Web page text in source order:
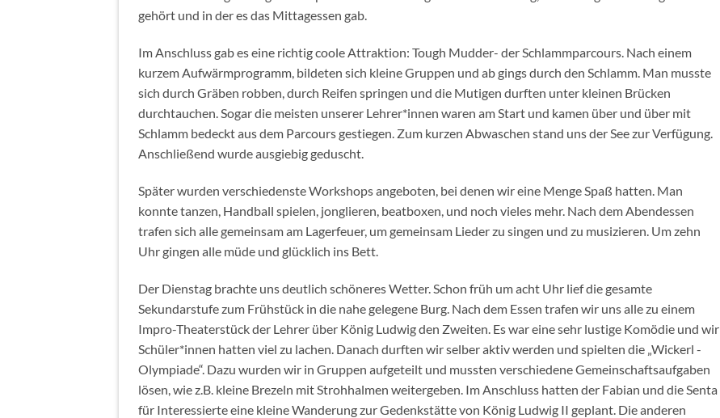
gehört und in der es das Mittagessen gab.
Im Anschluss gab es eine richtig coole Attraktion: Tough Mudder- der Schlammparcours. Nach einem
kurzem Aufwärmprogramm, bildeten sich kleine Gruppen und ab gings durch den Schlamm. Man musste
sich durch Gräben robben, durch Reifen springen und die Mutigen durften unter kleinen Brücken
durchtauchen. Sogar die meisten unserer Lehrer*innen waren am Start und kamen über und über mit
Schlamm bedeckt aus dem Parcours gestiegen. Zum kurzen Abwaschen stand uns der See zur Verfügung.
Anschließend wurde ausgiebig geduscht.
Später wurden verschiedenste Workshops angeboten, bei denen wir eine Menge Spaß hatten. Man
konnte tanzen, Handball spielen, jonglieren, beatboxen, und noch vieles mehr. Nach dem Abendessen
trafen sich alle gemeinsam am Lagerfeuer, um gemeinsam Lieder zu singen und zu musizieren. Um zehn
Uhr gingen alle müde und glücklich ins Bett.
Der Dienstag brachte uns deutlich schöneres Wetter. Schon früh um acht Uhr lief die gesamte
Sekundarstufe zum Frühstück in die nahe gelegene Burg. Nach dem Essen trafen wir uns alle zu einem
Impro-Theaterstück der Lehrer über König Ludwig den Zweiten. Es war eine sehr lustige Komödie und wir
Schüler*innen hatten viel zu lachen. Danach durften wir selber aktiv werden und spielten die „Wickerl -
Olympiade“. Dazu wurden wir in Gruppen aufgeteilt und mussten verschiedene Gemeinschaftsaufgaben
lösen, wie z.B. kleine Brezeln mit Strohhalmen weitergeben. Im Anschluss hatten der Fabian und die Senta
für Interessierte eine kleine Wanderung zur Gedenkstätte von König Ludwig II geplant. Die anderen